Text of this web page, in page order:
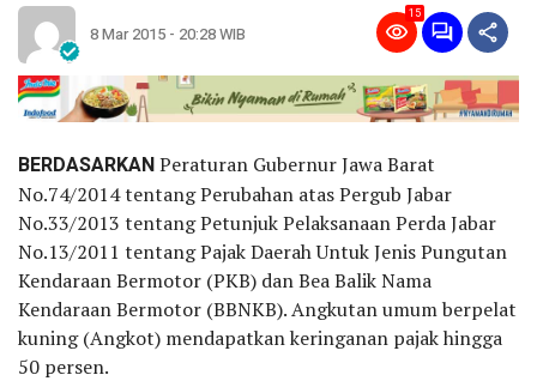
8 Mar 2015 - 20:28 WIB
15
BERDASARKANPeraturan Gubernur Jawa Barat
No.74/2014 tentang Perubahan atas Pergub Jabar
No.33/2013 tentang Petunjuk Pelaksanaan Perda Jabar
No.13/2011 tentang Pajak Daerah Untuk Jenis Pungutan
Kendaraan Bermotor (PKB) dan Bea Balik Nama
Kendaraan Bermotor (BBNKB). Angkutan umum berpelat
kuning (Angkot) mendapatkan keringanan pajak hingga
50 persen.